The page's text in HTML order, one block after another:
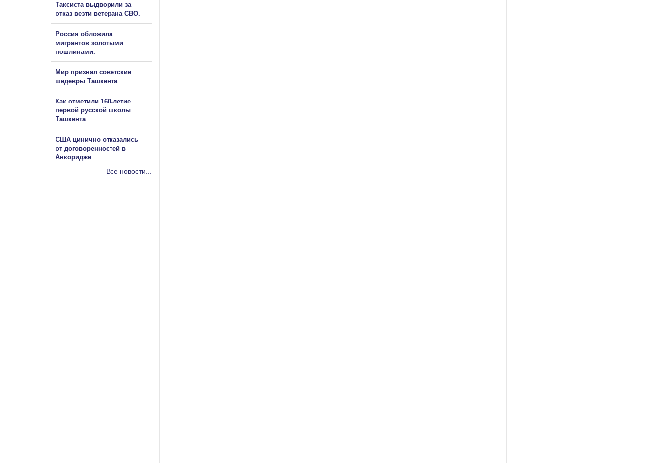
Таксиста выдворили за
отказ везти ветерана СВО.
Россия обложила
мигрантов золотыми
пошлинами.
Мир признал советские
шедевры Ташкента
Как отметили 160-летие
первой русской школы
Ташкента
США цинично отказались
от договоренностей в
Анкоридже
Все новости...